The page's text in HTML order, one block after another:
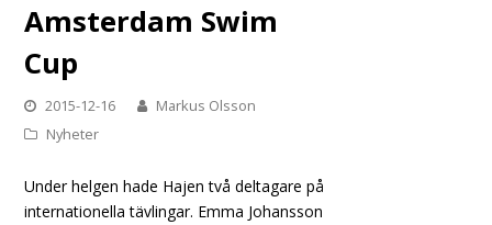
Amsterdam Swim
Cup
2015-12-16
Markus Olsson
Nyheter
Under helgen hade Hajen två deltagare på
internationella tävlingar. Emma Johansson